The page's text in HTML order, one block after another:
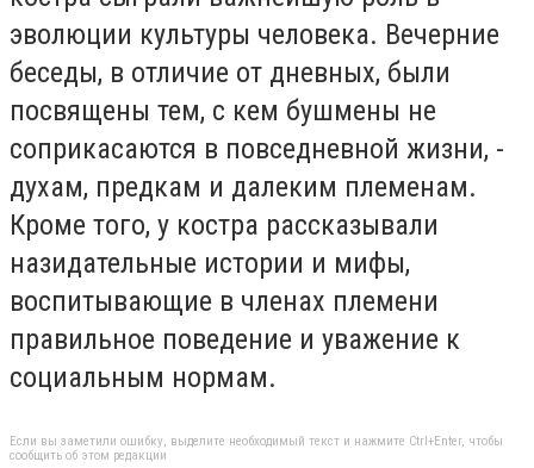
эволюции культуры человека. Вечерние
беседы, в отличие от дневных, были
посвящены тем, с кем бушмены не
соприкасаются в повседневной жизни, -
духам, предкам и далеким племенам.
Кроме того, у костра рассказывали
назидательные истории и мифы,
воспитывающие в членах племени
правильное поведение и уважение к
социальным нормам.
Если вы заметили ошибку, выделите необходимый текст и нажмите Ctrl+Enter, чтобы
сообщить об этом редакции